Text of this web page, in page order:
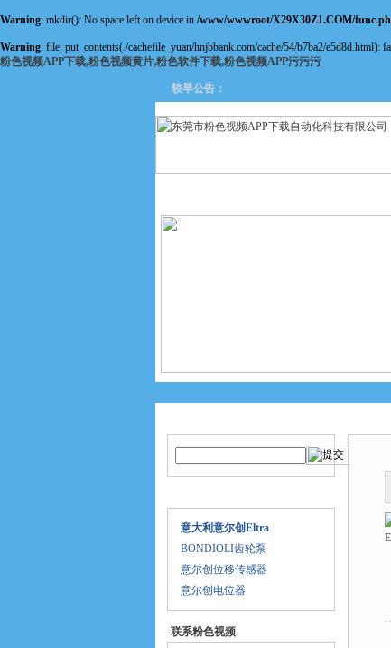
Warning: mkdir(): No space left on device in /www/wwwroot/X29X30Z1.COM/
Warning: file_put_contents(./cachefile_yuan/hnjbbank.com/cache/54/b7ba2/e5d8d.html):
粉色视频APP下载,粉色视频黄片,粉色软件下载,粉色视频APP污污污
较早公告：
下载
意大利意尔创Eltra
BONDIOLI齿轮泵
意尔创位移传感器
意尔创电位器
联系粉色视频